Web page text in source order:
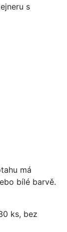
s
má
bílé barvě.
ks, bez